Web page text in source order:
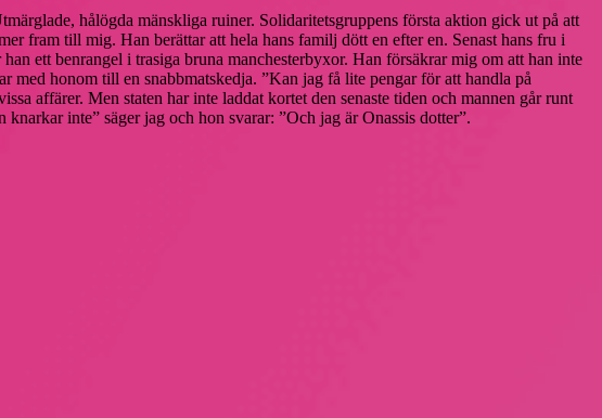
hålögda mänskliga ruiner. Solidaritetsgruppens första aktion gick ut på att
fram till mig. Han berättar att hela hans familj dött en efter en. Senast hans fru i
ett benrangel i trasiga bruna manchesterbyxor. Han försäkrar mig om att han inte
med honom till en snabbmatskedja. ”Kan jag få lite pengar för att handla på
affärer. Men staten har inte laddat kortet den senaste tiden och mannen går runt
inte” säger jag och hon svarar: ”Och jag är Onassis dotter”.